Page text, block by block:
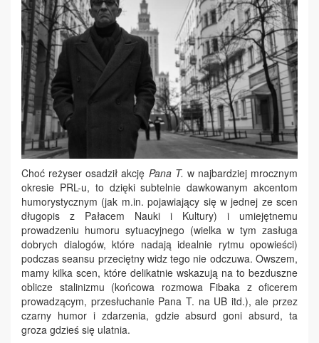
Choć reżyser osadził akcję Pana T. w najbardziej mrocznym
okresie PRL-u, to dzięki subtelnie dawkowanym akcentom
humorystycznym (jak m.in. pojawiający się w jednej ze scen
długopis z Pałacem Nauki i Kultury) i umiejętnemu
prowadzeniu humoru sytuacyjnego (wielka w tym zasługa
dobrych dialogów, które nadają idealnie rytmu opowieści)
podczas seansu przeciętny widz tego nie odczuwa. Owszem,
mamy kilka scen, które delikatnie wskazują na to bezduszne
oblicze stalinizmu (końcowa rozmowa Fibaka z oficerem
prowadzącym, przesłuchanie Pana T. na UB itd.), ale przez
czarny humor i zdarzenia, gdzie absurd goni absurd, ta
groza gdzieś się ulatnia.